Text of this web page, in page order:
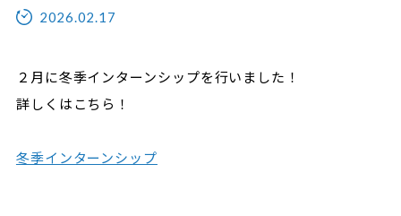
2026.02.17
２月に冬季インターンシップを行いました！
詳しくはこちら！
冬季インターンシップ